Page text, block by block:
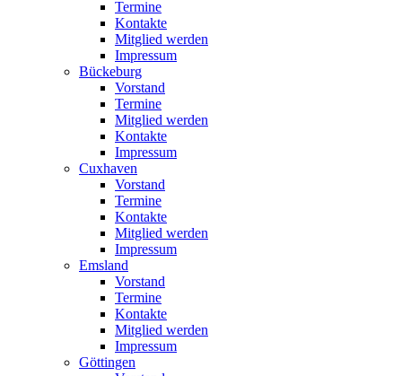
Termine
Kontakte
Mitglied werden
Impressum
Bückeburg
Vorstand
Termine
Mitglied werden
Kontakte
Impressum
Cuxhaven
Vorstand
Termine
Kontakte
Mitglied werden
Impressum
Emsland
Vorstand
Termine
Kontakte
Mitglied werden
Impressum
Göttingen